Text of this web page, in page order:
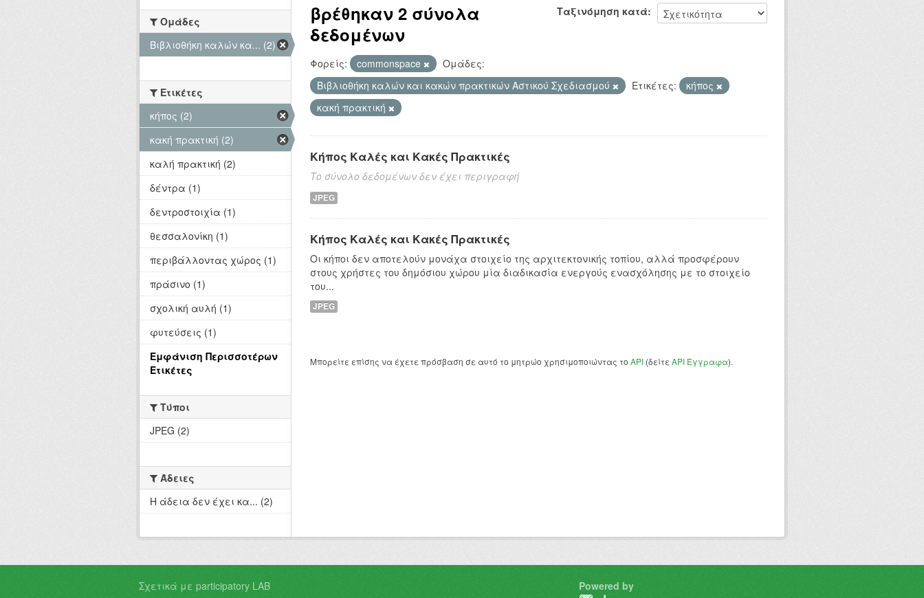
Ταξινόμηση κατά
βρέθηκαν 2 σύνολα
δεδομένων
Φορείς: commonspace
Ομάδες:
Βιβλιοθήκη καλών και κακών πρακτικών Αστικού Σχεδιασμού
Ετικέτες:
κήπος
κακή πρακτική
Κήπος Καλές και Κακές Πρακτικές
Το σύνολο δεδομένων δεν έχει περιγραφή
JPEG
Κήπος Καλές και Κακές Πρακτικές
Οι κήποι δεν αποτελούν μονάχα στοιχείο της αρχιτεκτονικής τοπίου, αλλά προσφέρουν
στους χρήστες του δημόσιου χώρου μία διαδικασία ενεργούς ενασχόλησης με το στοιχείο
του...
JPEG
Μπορείτε επίσης να έχετε πρόσβαση σε αυτό το μητρώο χρησιμοποιώντας το API (δείτε API Έγγραφα).
Ομάδες
Βιβλιοθήκη καλών κα... (2)
Ετικέτες
κήπος (2)
κακή πρακτική (2)
καλή πρακτική (2)
δέντρα (1)
δεντροστοιχία (1)
θεσσαλονίκη (1)
περιβάλλοντας χώρος (1)
πράσινο (1)
σχολική αυλή (1)
φυτεύσεις (1)
Εμφάνιση Περισσοτέρων
Ετικέτες
Τύποι
JPEG (2)
Άδειες
Η άδεια δεν έχει κα... (2)
Σχετικά με participatory LAB
Powered by